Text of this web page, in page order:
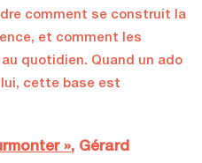
comment se construit la
et comment les
quotidien. Quand un ado
cette base est
», Gérard